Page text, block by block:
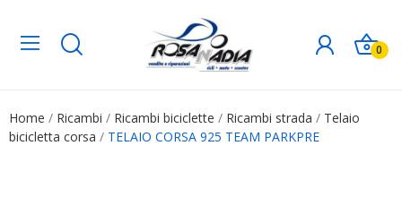
0
Home Ricambi Ricambi biciclette Ricambi strada
Telaio
bicicletta corsa
TELAIO CORSA 925 TEAM PARKPRE